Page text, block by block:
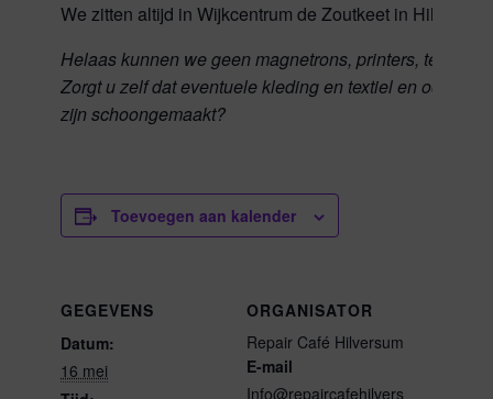
We zitten altijd in Wijkcentrum de Zoutkeet in
Helaas kunnen we geen magnetrons, printers,
Zorgt u zelf dat eventuele kleding en textiel en ook
zijn schoongemaakt?
Toevoegen aan kalender
GEGEVENS
Datum:
16 mei
ORGANISATOR
Repair Café Hilversum
E-mail
Info@repaircafehilvers